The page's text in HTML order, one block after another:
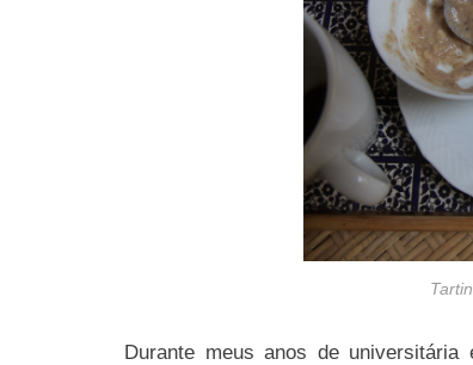
Durante meus anos de